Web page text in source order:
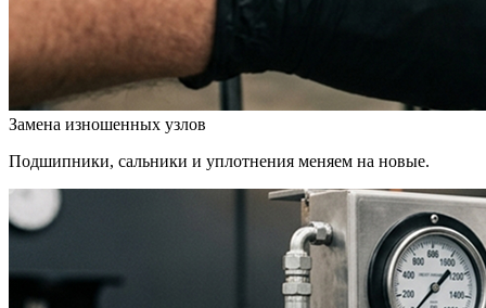
Замена изношенных узлов
Подшипники, сальники и уплотнения меняем на новые.